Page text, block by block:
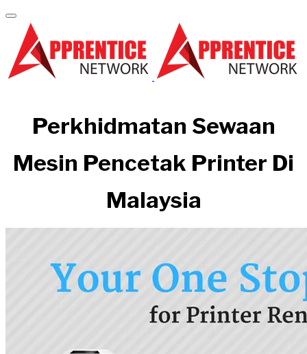
Perkhidmatan Sewaan
Mesin Pencetak Printer Di
Malaysia